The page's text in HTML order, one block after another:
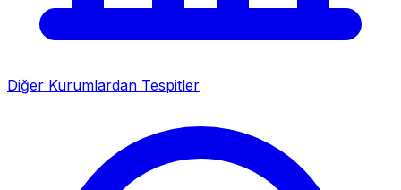
Diğer Kurumlardan Tespitler